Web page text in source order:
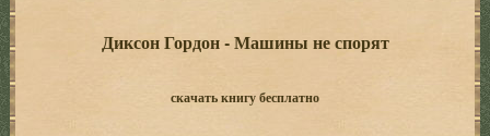
Диксон Гордон - Машины не спорят
скачать книгу бесплатно